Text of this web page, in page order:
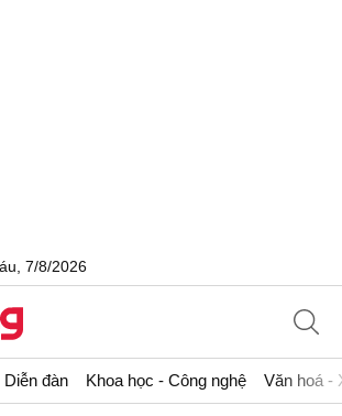
7/8/2026
Diễn đàn Khoa học - Công nghệ Văn hoá -